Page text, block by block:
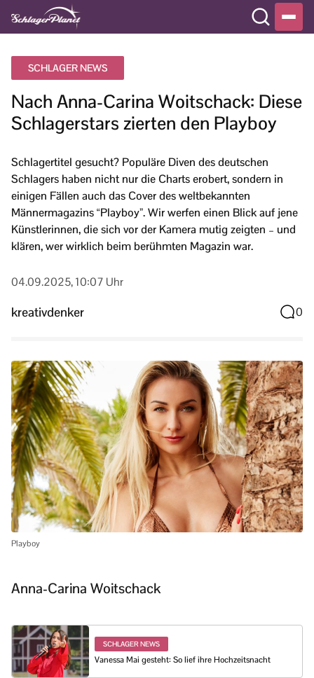
SCHLAGER NEWS
Nach Anna-Carina Woitschack: Diese
Schlagerstars zierten den Playboy
Schlagertitel gesucht? Populäre Diven des deutschen
Schlagers haben nicht nur die Charts erobert, sondern in
einigen Fällen auch das Cover des weltbekannten
Männermagazins “Playboy”. Wir werfen einen Blick auf jene
Künstlerinnen, die sich vor der Kamera mutig zeigten – und
klären, wer wirklich beim berühmten Magazin war.
04.09.2025, 10:07 Uhr
kreativdenker 0
Playboy
Anna-Carina Woitschack
SCHLAGER NEWS
Vanessa Mai gesteht: So lief ihre Hochzeitsnacht